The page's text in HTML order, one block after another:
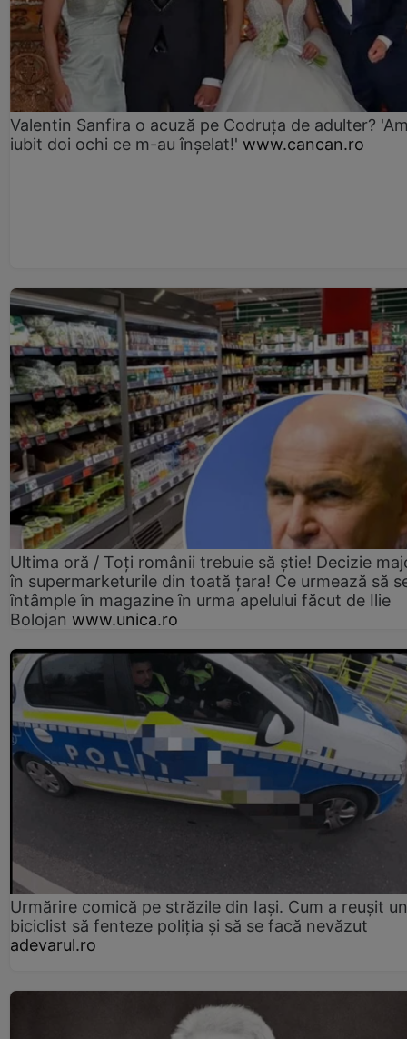
Valentin Sanfira o acuză pe Codruța de adulter?
iubit doi ochi ce m-au înșelat!' www.cancan.ro
Ultima oră / Toți românii trebuie să știe! Decizie
în supermarketurile din toată țara! Ce urmează să
întâmple în magazine în urma apelului făcut de Ilie
Bolojan www.unica.ro
Urmărire comică pe străzile din Iași. Cum a reușit un
biciclist să fenteze poliția și să se facă nevăzut
adevarul.ro